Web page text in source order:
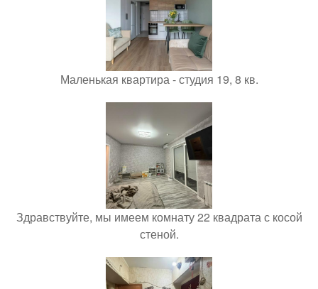
Маленькая квартира - студия 19, 8 кв.
Здравствуйте, мы имеем комнату 22 квадрата с косой
стеной.